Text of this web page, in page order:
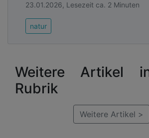
23.01.2026, Lesezeit ca. 2 Minuten
natur
Weitere Artikel
Rubrik
Weitere Artikel >